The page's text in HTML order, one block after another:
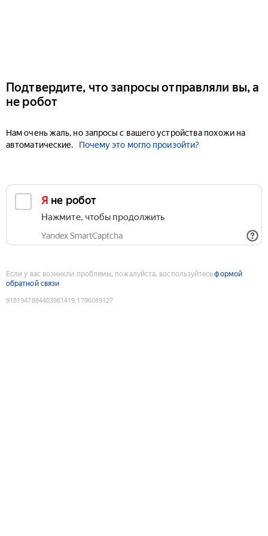
Подтвердите, что запросы отправляли вы, а
не робот
Нам очень жаль, но запросы с вашего устройства похожи на
автоматические.
Почему это могло произойти?
Я не робот
Нажмите, чтобы продолжить
Yandex SmartCaptcha
Если у вас возникли проблемы, пожалуйста, воспользуйтесьформой
обратной связи
9181947884403981419:1786089127